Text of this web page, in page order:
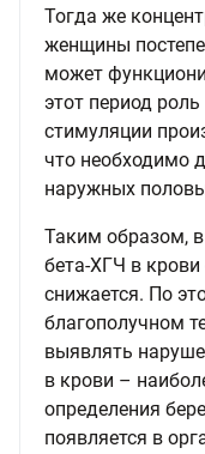
Тогда же
женщины
может
этот период
стимуляции
что необходимо
наружных
Таким образом, в
бета-ХГЧ в крови
снижается. По
благополучном
выявлять
в крови –
определения
появляется в